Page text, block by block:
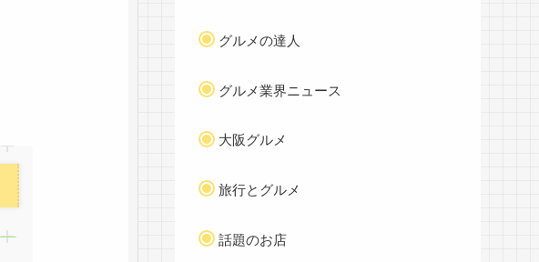
グルメの達人
グルメ業界ニュース
大阪グルメ
旅行とグルメ
話題のお店